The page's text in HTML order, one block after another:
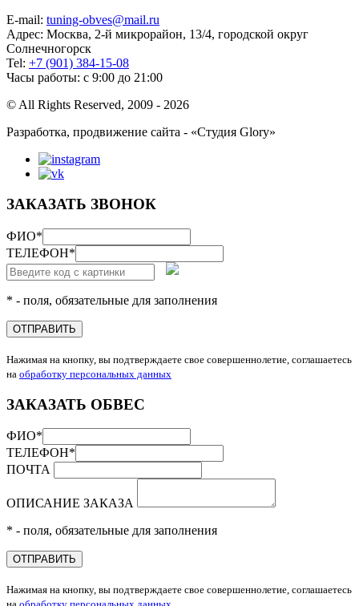
E-mail: tuning-obves@mail.ru
Адрес: Москва, 2-й микрорайон, 13/4, городской округ
Солнечногорск
Tel: +7 (901) 384-15-08
Часы работы: с 9:00 до 21:00
© All Rights Reserved, 2009 - 2026
Разработка, продвижение сайта - «Студия Glory»
ЗАКАЗАТЬ ЗВОНОК
ФИО*
ТЕЛЕФОН*
* - поля, обязательные для заполнения
ОТПРАВИТЬ
Нажимая на кнопку, вы подтверждаете свое совершеннолетие, соглашаетесь
на обработку персональных данных
ЗАКАЗАТЬ ОБВЕС
ФИО*
ТЕЛЕФОН*
ПОЧТА
ОПИСАНИЕ ЗАКАЗА
* - поля, обязательные для заполнения
ОТПРАВИТЬ
Нажимая на кнопку, вы подтверждаете свое совершеннолетие, соглашаетесь